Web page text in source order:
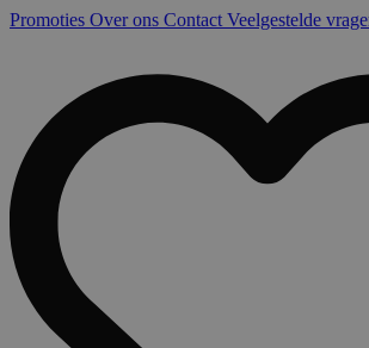
Promoties Over ons Contact Veelgestelde